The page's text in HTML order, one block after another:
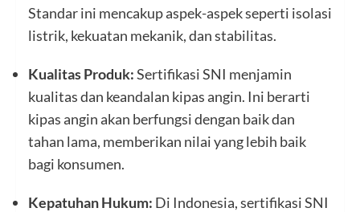
Standar ini mencakup aspek-aspek seperti isolasi
listrik, kekuatan mekanik, dan stabilitas.
Kualitas Produk:Sertifikasi SNI menjamin
kualitas dan keandalan kipas angin. Ini berarti
kipas angin akan berfungsi dengan baik dan
tahan lama, memberikan nilai yang lebih baik
bagi konsumen.
Kepatuhan Hukum: Di Indonesia, sertifikasi SNI